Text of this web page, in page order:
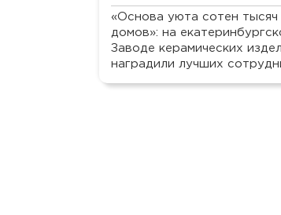
«Основа уюта сотен тысяч
домов»: на
Заводе керамических
наградили лучших